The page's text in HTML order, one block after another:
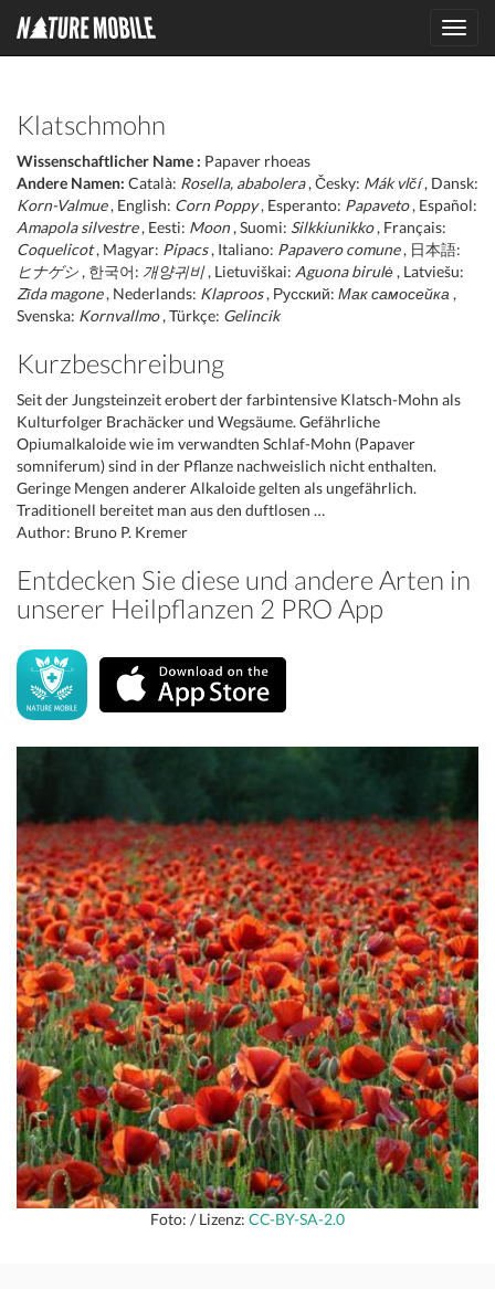
Klatschmohn
Wissenschaftlicher Name : Papaver rhoeas
Andere Namen: Català: Rosella, ababolera, Česky: Mák vlčí, Dansk:
Korn-Valmue, English: Corn Poppy, Esperanto: Papaveto, Español:
Amapola silvestre, Eesti: Moon, Suomi: Silkkiunikko, Français:
Coquelicot, Magyar: Pipacs, Italiano: Papavero comune, 日本語:
ヒナゲシ , 한국어: 개양귀비, Lietuviškai: Aguona birulė , Latviešu:
Zīda magone, Nederlands: Klaproos, Русский: Мак самосейка ,
Svenska: Kornvallmo, Türkçe: Gelincik
Kurzbeschreibung
Seit der Jungsteinzeit erobert der farbintensive Klatsch-Mohn als
Kulturfolger Brachäcker und Wegsäume. Gefährliche
Opiumalkaloide wie im verwandten Schlaf-Mohn (Papaver
somniferum) sind in der Pflanze nachweislich nicht enthalten.
Geringe Mengen anderer Alkaloide gelten als ungefährlich.
Traditionell bereitet man aus den duftlosen …
Author: Bruno P. Kremer
Entdecken Sie diese und andere Arten in
unserer Heilpflanzen 2 PRO App
Foto: / Lizenz: CC-BY-SA-2.0